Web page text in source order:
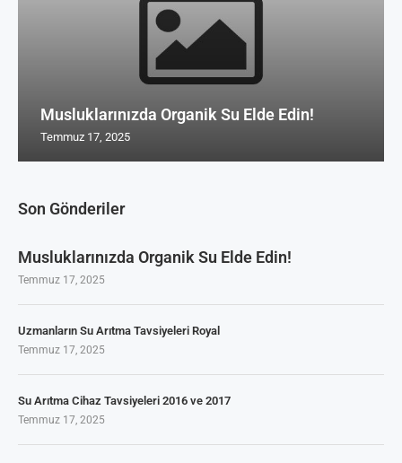
Son Gönderiler
Musluklarınızda Organik Su Elde Edin!
Temmuz 17, 2025
Uzmanların Su Arıtma Tavsiyeleri Royal
Temmuz 17, 2025
Su Arıtma Cihaz Tavsiyeleri 2016 ve 2017
Temmuz 17, 2025
Musluklarınızda Organik Su Elde Edin!
Temmuz 17, 2025